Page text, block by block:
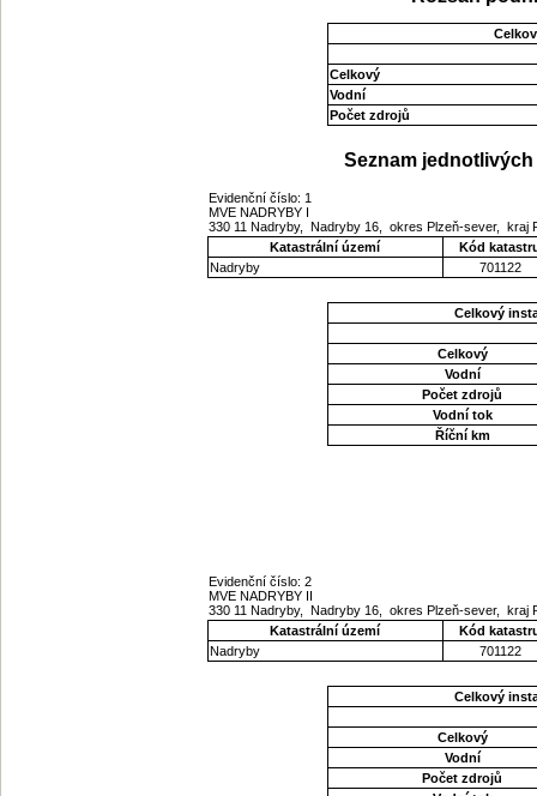
Celkový
Vodní
Počet zdrojů
Seznam
Evidenční číslo: 1
MVE NADRYBY I
330 11 Nadryby, Nadryby 16, okres Plzeň-sever, kraj
Katastrální území
Kód
Nadryby
701122
Celkový
Celkový
Vodní
Počet zdrojů
Vodní tok
Říční km
Evidenční číslo: 2
MVE NADRYBY II
330 11 Nadryby, Nadryby 16, okres Plzeň-sever, kraj
Katastrální území
Kód
Nadryby
701122
Celkový
Celkový
Vodní
Počet zdrojů